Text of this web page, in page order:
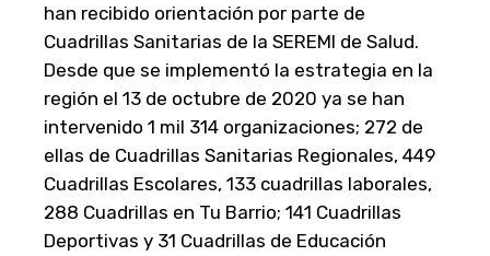
han recibido orientación por parte de
Cuadrillas Sanitarias de la SEREMI de Salud.
Desde que se implementó la estrategia en la
región el 13 de octubre de 2020 ya se han
intervenido 1 mil 314 organizaciones; 272 de
ellas de Cuadrillas Sanitarias Regionales, 449
Cuadrillas Escolares, 133 cuadrillas laborales,
288 Cuadrillas en Tu Barrio; 141 Cuadrillas
Deportivas y 31 Cuadrillas de Educación